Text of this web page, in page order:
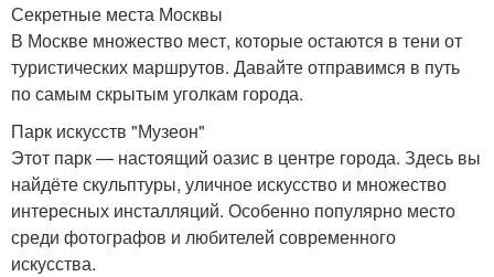
Секретные места Москвы
В Москве множество мест, которые остаются в тени от
туристических маршрутов. Давайте отправимся в путь
по самым скрытым уголкам города.
Парк искусств "Музеон"
Этот парк — настоящий оазис в центре города. Здесь вы
найдёте скульптуры, уличное искусство и множество
интересных инсталляций. Особенно популярно место
среди фотографов и любителей современного
искусства.